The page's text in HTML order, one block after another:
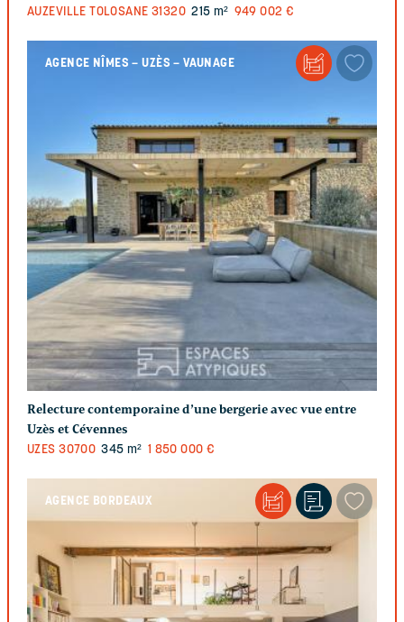
AUZEVILLE TOLOSANE 31320 215 m² 949 002 €
AGENCE NÎMES – UZÈS – VAUNAGE
Relecture contemporaine d’une bergerie avec vue entre
Uzès et Cévennes
UZES 30700 345 m² 1 850 000 €
AGENCE BORDEAUX